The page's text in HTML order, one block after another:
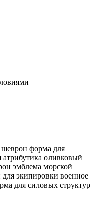
форма для
атрибутика оливковый
эмблема морской
экипировки военное
для силовых структур